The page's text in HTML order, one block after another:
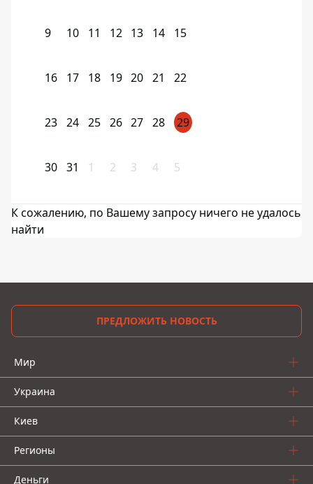
9 10 11 12 13 14 15
16 17 18 19 20 21 22
23 24 25 26 27 28 29
30 31 1 2 3 4 5
К сожалению, по Вашему запросу ничего не удалось
найти
ПРЕДЛОЖИТЬ НОВОСТЬ
Мир
Украина
Киев
Регионы
Деньги